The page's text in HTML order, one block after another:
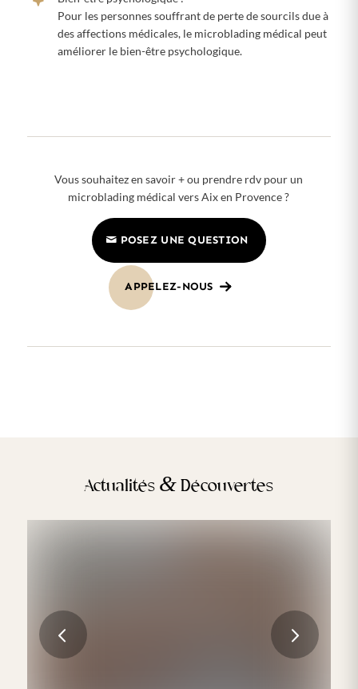
Pour les personnes souffrant de perte de sourcils due à
des affections médicales, le microblading médical peut
améliorer le bien-être psychologique.
Vous souhaitez en savoir + ou prendre rdv pour un
microblading médical vers Aix en Provence ?
POSEZ UNE QUESTION
APPELEZ-NOUS
Actualités & Découvertes